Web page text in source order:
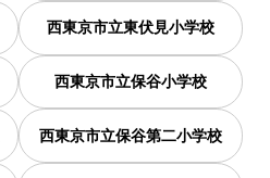
西東京市立東伏見小学校
西東京市立保谷小学校
西東京市立保谷第二小学校